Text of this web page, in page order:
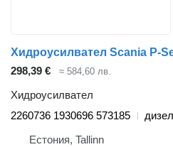
298,39 € ≈ 584,60 лв.
Хидроусилвател
2260736 1930696 573185
дизел
Естония, Tallinn